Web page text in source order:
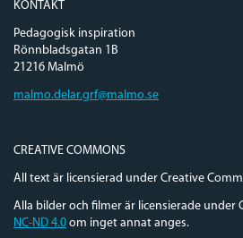
KONTAKT
Pedagogisk inspiration
Rönnbladsgatan 1B
21216 Malmö
malmo.delar.grf@malmo.se
CREATIVE COMMONS
All text är licensierad under Creative
Alla bilder och filmer är licensierade under
NC-ND 4.0 om inget annat anges.